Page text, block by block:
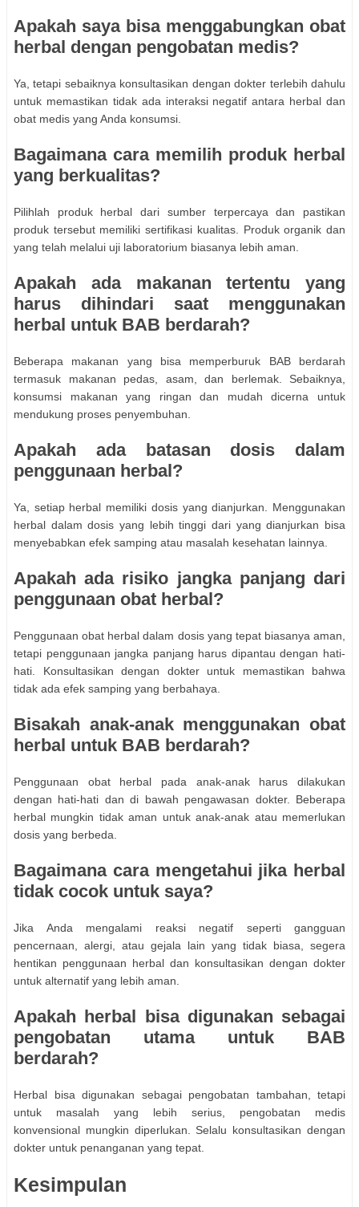
Apakah saya bisa menggabungkan obat
herbal dengan pengobatan medis?
Ya, tetapi sebaiknya konsultasikan dengan dokter terlebih dahulu
untuk memastikan tidak ada interaksi negatif antara herbal dan
obat medis yang Anda konsumsi.
Bagaimana cara memilih produk herbal
yang berkualitas?
Pilihlah produk herbal dari sumber terpercaya dan pastikan
produk tersebut memiliki sertifikasi kualitas. Produk organik dan
yang telah melalui uji laboratorium biasanya lebih aman.
Apakah ada makanan tertentu yang
harus dihindari saat menggunakan
herbal untuk BAB berdarah?
Beberapa makanan yang bisa memperburuk BAB berdarah
termasuk makanan pedas, asam, dan berlemak. Sebaiknya,
konsumsi makanan yang ringan dan mudah dicerna untuk
mendukung proses penyembuhan.
Apakah ada batasan dosis dalam
penggunaan herbal?
Ya, setiap herbal memiliki dosis yang dianjurkan. Menggunakan
herbal dalam dosis yang lebih tinggi dari yang dianjurkan bisa
menyebabkan efek samping atau masalah kesehatan lainnya.
Apakah ada risiko jangka panjang dari
penggunaan obat herbal?
Penggunaan obat herbal dalam dosis yang tepat biasanya aman,
tetapi penggunaan jangka panjang harus dipantau dengan hati-
hati. Konsultasikan dengan dokter untuk memastikan bahwa
tidak ada efek samping yang berbahaya.
Bisakah anak-anak menggunakan obat
herbal untuk BAB berdarah?
Penggunaan obat herbal pada anak-anak harus dilakukan
dengan hati-hati dan di bawah pengawasan dokter. Beberapa
herbal mungkin tidak aman untuk anak-anak atau memerlukan
dosis yang berbeda.
Bagaimana cara mengetahui jika herbal
tidak cocok untuk saya?
Jika Anda mengalami reaksi negatif seperti gangguan
pencernaan, alergi, atau gejala lain yang tidak biasa, segera
hentikan penggunaan herbal dan konsultasikan dengan dokter
untuk alternatif yang lebih aman.
Apakah herbal bisa digunakan sebagai
pengobatan utama untuk BAB
berdarah?
Herbal bisa digunakan sebagai pengobatan tambahan, tetapi
untuk masalah yang lebih serius, pengobatan medis
konvensional mungkin diperlukan. Selalu konsultasikan dengan
dokter untuk penanganan yang tepat.
Kesimpulan